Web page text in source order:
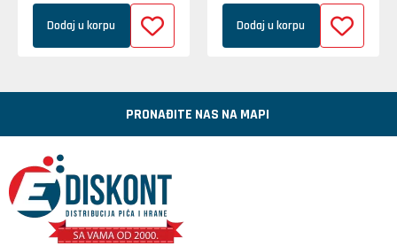
Dodaj u korpu Dodaj u korpu
PRONAĐITE NAS NA MAPI